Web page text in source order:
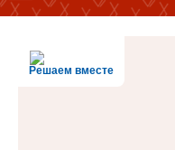
Решаем вместе